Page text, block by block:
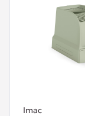
Imac